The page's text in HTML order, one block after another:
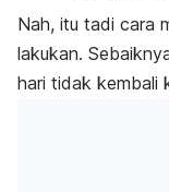
Nah, itu tadi cara
lakukan.
hari tidak kembali